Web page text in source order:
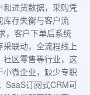
进货数据，采购凭
库存失衡与客户流
，客户下单后系统
联动，全流程线上
社区零售等行业，这
微企业，缺少专职
SaaS订阅式CRM可